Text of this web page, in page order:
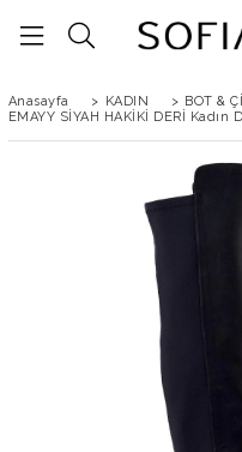
Anasayfa > KADIN > BOT &
EMAYY SİYAH HAKİKİ DERİ Kadın